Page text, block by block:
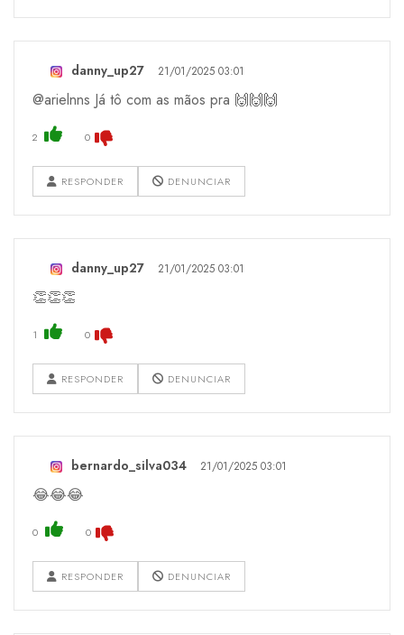
danny_up27 21/01/2025 03:01
@arielnns Já tô com as mãos pra 🙌🙌🙌
2 0
RESPONDER DENUNCIAR
danny_up27 21/01/2025 03:01
👏👏👏
1 0
RESPONDER DENUNCIAR
bernardo_silva034 21/01/2025 03:01
😂😂😂
0 0
RESPONDER DENUNCIAR